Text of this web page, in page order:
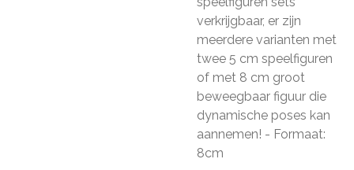
verkrijgbaar, er zijn
meerdere varianten met
twee 5 cm speelfiguren
of met 8 cm groot
beweegbaar figuur die
dynamische poses kan
aannemen! - Formaat:
8cm